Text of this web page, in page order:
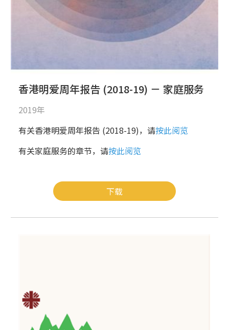
香港明爱周年报告 (2018-19) － 家庭服务
2019年
有关香港明爱周年报告 (2018-19)，请按此阅览
有关家庭服务的章节，请按此阅览
下载